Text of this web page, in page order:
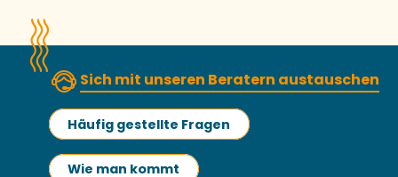
Sich mit unseren Beratern austauschen
Häufig gestellte Fragen
Wie man kommt